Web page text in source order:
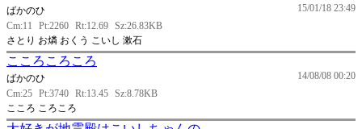
15/01/18 23:49
ばかのひ
Cm:11
Pt:2260 Rt:12.69 Sz:26.83KB
さとり お燐 おくう こいし 漱石
こころころころ
14/08/08 00:20
ばかのひ
Cm:25 Pt:3740 Rt:13.45 Sz:8.78KB
こころ ころころ